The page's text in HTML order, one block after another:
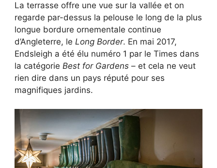
La terrasse offre une vue sur la vallée et on
regarde par-dessus la pelouse le long de la plus
longue bordure ornementale continue
d’Angleterre, le Long Border. En mai 2017,
Endsleigh a été élu numéro 1 par le Times dans
la catégorie Best for Gardens – et cela ne veut
rien dire dans un pays réputé pour ses
magnifiques jardins.